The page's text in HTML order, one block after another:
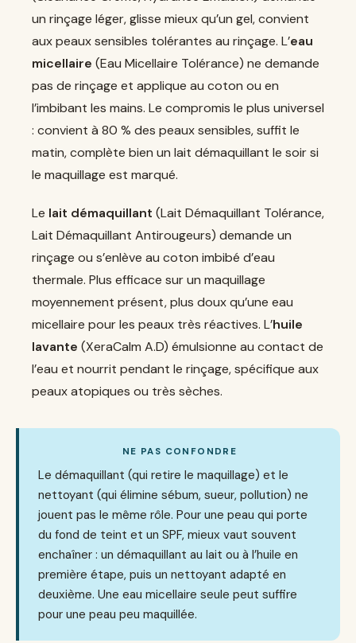
un rinçage léger, glisse mieux qu’un gel, convient
aux peaux sensibles tolérantes au rinçage. L’eau
micellaire (Eau Micellaire Tolérance) ne demande
pas de rinçage et applique au coton ou en
l’imbibant les mains. Le compromis le plus universel
: convient à 80 % des peaux sensibles, suffit le
matin, complète bien un lait démaquillant le soir si
le maquillage est marqué.
Le lait démaquillant (Lait Démaquillant Tolérance,
Lait Démaquillant Antirougeurs) demande un
rinçage ou s’enlève au coton imbibé d’eau
thermale. Plus efficace sur un maquillage
moyennement présent, plus doux qu’une eau
micellaire pour les peaux très réactives. L’huile
lavante (XeraCalm A.D) émulsionne au contact de
l’eau et nourrit pendant le rinçage, spécifique aux
peaux atopiques ou très sèches.
NE PAS CONFONDRE
Le démaquillant (qui retire le maquillage) et le
nettoyant (qui élimine sébum, sueur, pollution) ne
jouent pas le même rôle. Pour une peau qui porte
du fond de teint et un SPF, mieux vaut souvent
enchaîner : un démaquillant au lait ou à l’huile en
première étape, puis un nettoyant adapté en
deuxième. Une eau micellaire seule peut suffire
pour une peau peu maquillée.